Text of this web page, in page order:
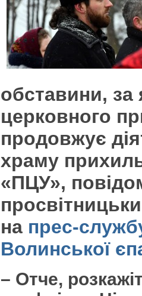
обставини, за
церковного
продовжує
храму
«ПЦУ»,
на прес-
Волинської
– Отче,